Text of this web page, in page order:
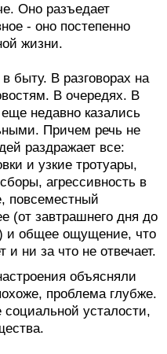
Оно разъедает
- оно постепенно
жизни.
быту. В разговорах на
В очередях. В
недавно казались
Причем речь не
раздражает все:
и узкие тротуары,
агрессивность в
повсеместный
(от завтрашнего дня до
и общее ощущение, что
и ни за что не отвечает.
объясняли
проблема глубже.
усталости,